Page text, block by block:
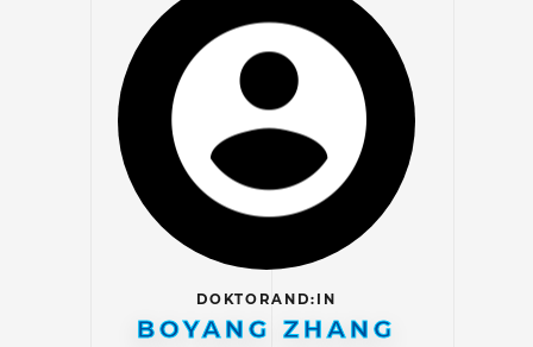
DOKTORAND:IN
BOYANG ZHANG